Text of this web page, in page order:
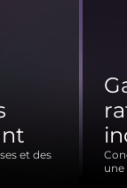
et des
une